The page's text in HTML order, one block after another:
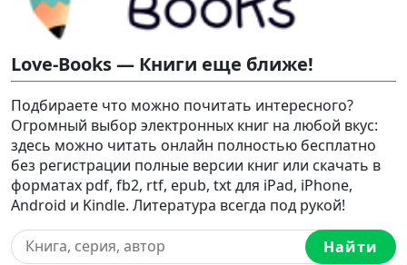
Love-Books — Книги еще ближе!
Подбираете что можно почитать интересного?
Огромный выбор электронных книг на любой вкус:
здесь можно читать онлайн полностью бесплатно
без регистрации полные версии книг или скачать в
форматах pdf, fb2, rtf, epub, txt для iPad, iPhone,
Android и Kindle. Литература всегда под рукой!
Найти